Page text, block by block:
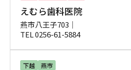
えむら歯科医院
燕市八王子703｜
TEL 0256-61-5884
下越
燕市